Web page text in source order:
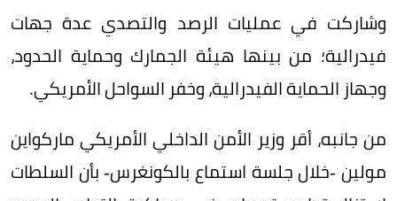
وشاركت في عمليات الرصد والتصدي عدة جهات
فيدرالية؛ من بينها هيئة الجمارك وحماية الحدود،
وجهاز الحماية الفيدرالية، وخفر السواحل الأمريكي.
من جانبه، أقر وزير الأمن الداخلي الأمريكي ماركواين
مولين -خلال جلسة استماع بالكونغرس- بأن السلطات